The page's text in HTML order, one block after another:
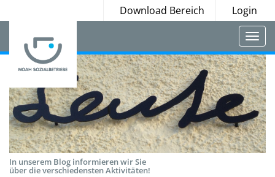
Download Bereich Login
In unserem Blog informieren wir Sie
über die verschiedensten Aktivitäten!